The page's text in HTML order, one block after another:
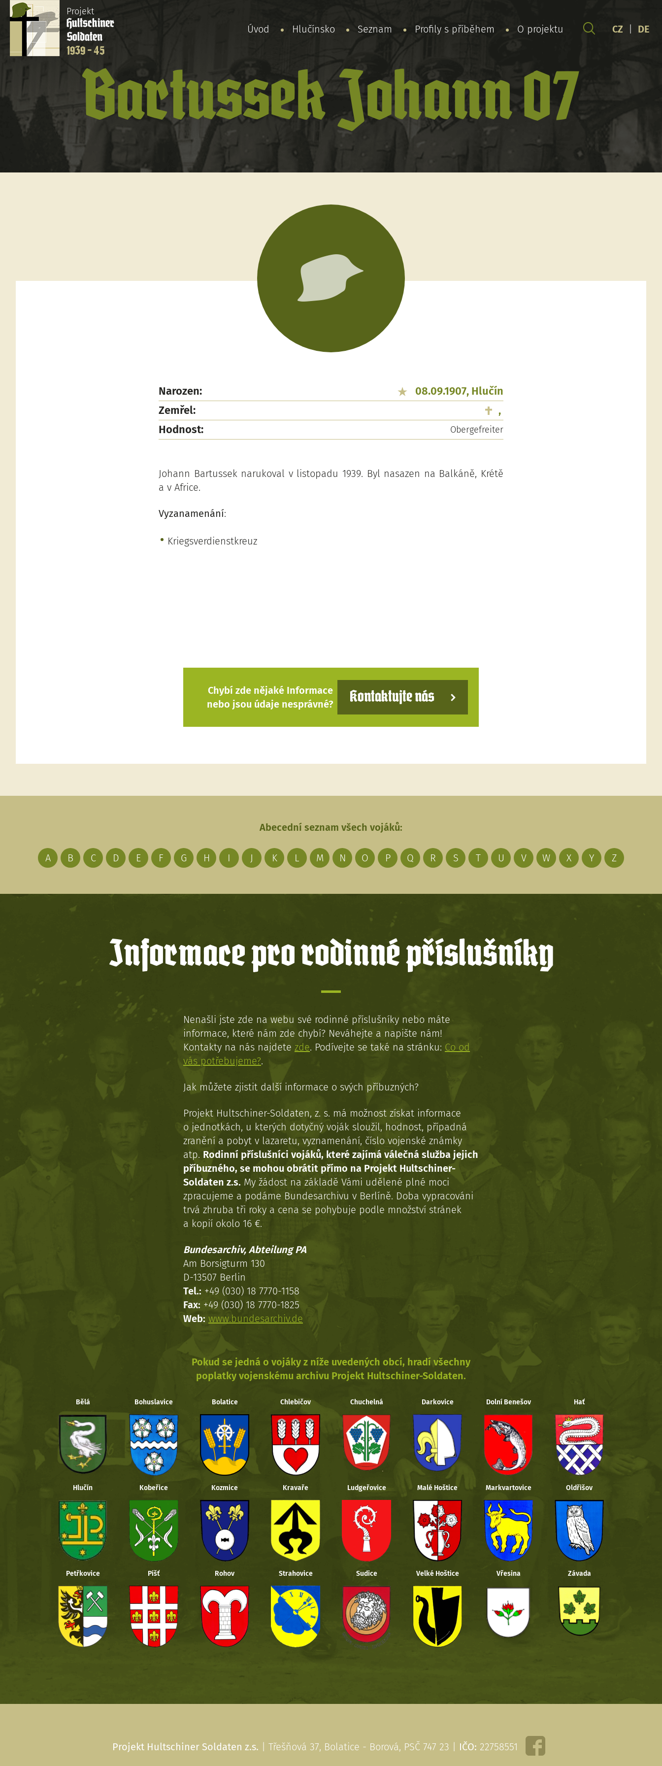
Projekt
Hultschiner
Soldaten
1939 - 45
Úvod Hlučínsko Seznam Profily s příběhem O projektu CZ DE
Bartussek Johann 07
Narozen:
08.09.1907, Hlučín
Zemřel:
,
Hodnost:
Obergefreiter
Johann Bartussek narukoval v listopadu 1939. Byl nasazen na Balkáně, Krétě
a v Africe.
Vyzanamenání:
Kriegsverdienstkreuz
Chybí zde nějaké Informace
nebo jsou údaje nesprávné?
Kontaktujte nás
Abecední seznam všech vojáků:
A B C D E F G H I J K L M N O P Q R S T U V W X Y Z
Informace pro rodinné příslušníky
Nenašli jste zde na webu své rodinné příslušníky nebo máte
informace, které nám zde chybí? Neváhejte a napište nám!
Kontakty na nás najdete zde. Podívejte se také na stránku: Co od
vás potřebujeme?.
Jak můžete zjistit další informace o svých příbuzných?
Projekt Hultschiner-Soldaten, z. s. má možnost získat informace
o jednotkách, u kterých dotyčný voják sloužil, hodnost, případná
zranění a pobyt v lazaretu, vyznamenání, číslo vojenské známky
atp. Rodinní příslušníci vojáků, které zajímá válečná služba jejich
příbuzného, se mohou obrátit přímo na Projekt Hultschiner-
Soldaten z.s. My žádost na základě Vámi udělené plné moci
zpracujeme a podáme Bundesarchivu v Berlíně. Doba vypracováni
trvá zhruba tři roky a cena se pohybuje podle množství stránek
a kopií okolo 16 €.
Bundesarchiv, Abteilung PA
Am Borsigturm 130
D-13507 Berlin
Tel.: +49 (030) 18 7770-1158
Fax: +49 (030) 18 7770-1825
Web: www.bundesarchiv.de
Pokud se jedná o vojáky z níže uvedených obcí, hradí všechny
poplatky vojenskému archivu Projekt Hultschiner-Soldaten.
Bělá Bohuslavice Bolatice Chlebičov Chuchelná Darkovice Dolní Benešov Hať
Hlučín Kobeřice Kozmice Kravaře Ludgeřovice Malé Hoštice Markvartovice Oldřišov
Petřkovice Píšť Rohov Strahovice Sudice Velké Hoštice Vřesina Závada
Projekt Hultschiner Soldaten z.s. | Třešňová 37, Bolatice - Borová, PSČ 747 23 | IČO: 22758551